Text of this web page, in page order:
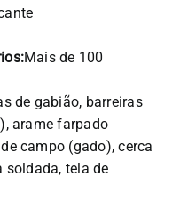
Mais de 100
de gabião, barreiras
arame farpado
campo (gado), cerca
soldada, tela de